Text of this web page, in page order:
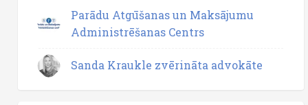
Parādu Atgūšanas un Maksājumu
Administrēšanas Centrs
Sanda Kraukle zvērināta advokāte